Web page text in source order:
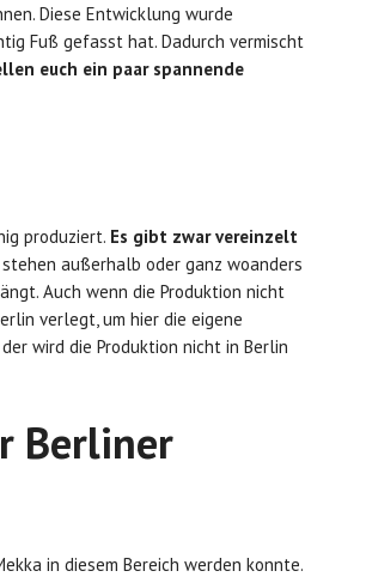
Diese Entwicklung wurde
Fuß gefasst hat. Dadurch vermischt
euch ein paar spannende
produziert. Es gibt zwar vereinzelt
außerhalb oder ganz woanders
Auch wenn die Produktion nicht
verlegt, um hier die eigene
wird die Produktion nicht in Berlin
Berliner
in diesem Bereich werden konnte.